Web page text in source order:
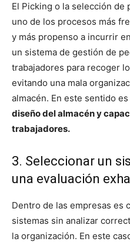
El Picking o la selección de
uno de los procesos más
y más propenso a incurrir
un sistema de gestión de
trabajadores para recoger
evitando una mala
almacén. En este sentido
diseño del almacén y
trabajadores.
3. Seleccionar un
una evaluación
Dentro de las empresas es
sistemas sin analizar
la organización. En este